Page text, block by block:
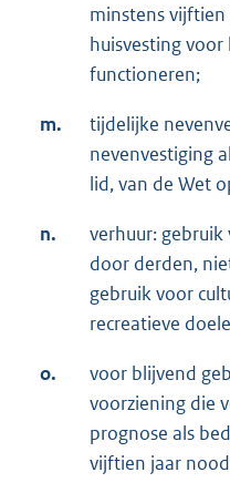
minstens vijftien
huisvesting
functioneren;
m.
tijdelijke
nevenvestiging
lid, van de Wet
n.
verhuur:
door derden,
gebruik voor
recreatieve
o.
voor blijvend
voorziening die
prognose als
vijftien jaar